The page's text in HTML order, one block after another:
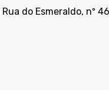
do Esmeraldo, nº